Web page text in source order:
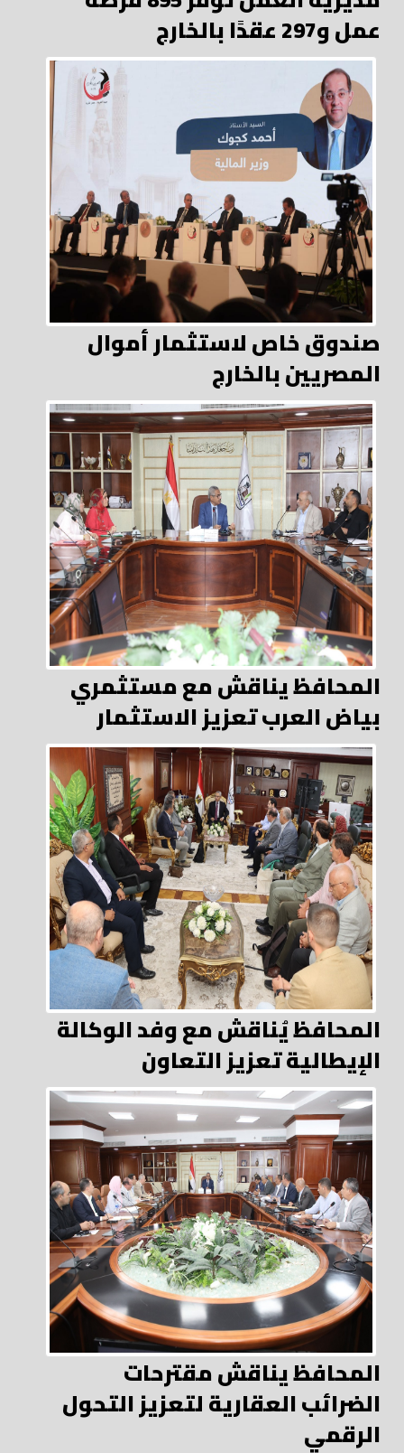
عمل و297 عقدًا بالخارج
صندوق خاص لاستثمار أموال
المصريين بالخارج
المحافظ يناقش مع مستثمري
بياض العرب تعزيز الاستثمار
المحافظ يُناقش مع وفد الوكالة
الإيطالية تعزيز التعاون
المحافظ يناقش مقترحات
الضرائب العقارية لتعزيز التحول
الرقمي